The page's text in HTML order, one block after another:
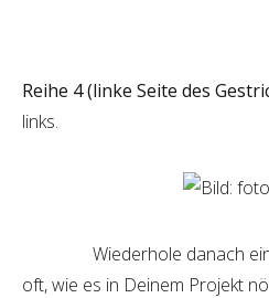
Reihe 4 (linke Seite des
links.
Wiederhole danach
oft, wie es in Deinem Projekt